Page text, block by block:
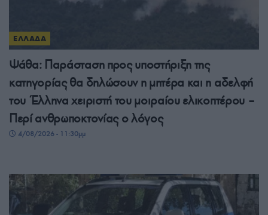
ΕΛΛΑΔΑ
Ψάθα: Παράσταση προς υποστήριξη της
κατηγορίας θα δηλώσουν η μητέρα και η αδελφή
του Έλληνα χειριστή του μοιραίου ελικοπτέρου –
Περί ανθρωποκτονίας ο λόγος
4/08/2026 - 11:30μμ